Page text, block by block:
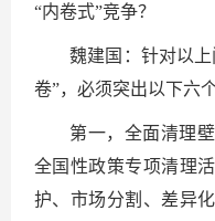
“内卷式”竞争？
魏建国：针对以
卷”，必须突出以下六
第一，全面清理
全国性政策专项清理
护、市场分割、差异